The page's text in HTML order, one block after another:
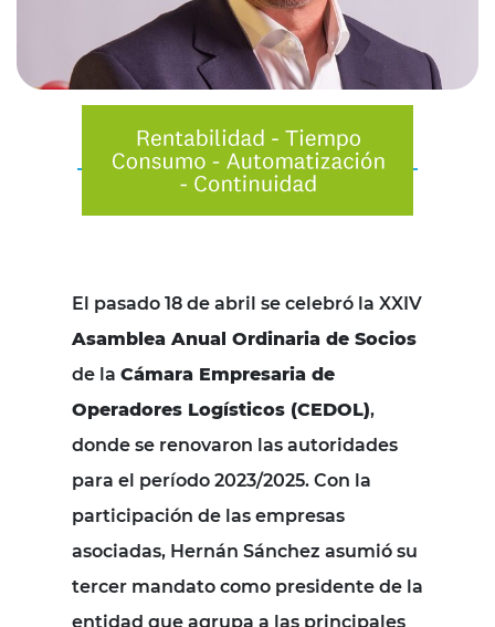
El pasado 18 de abril se celebró la XXIV
Asamblea Anual Ordinaria de Socios
de la Cámara Empresaria de
Operadores Logísticos (CEDOL),
donde se renovaron las autoridades
para el período 2023/2025. Con la
participación de las empresas
asociadas, Hernán Sánchez asumió su
tercer mandato como presidente de la
entidad que agrupa a las principales